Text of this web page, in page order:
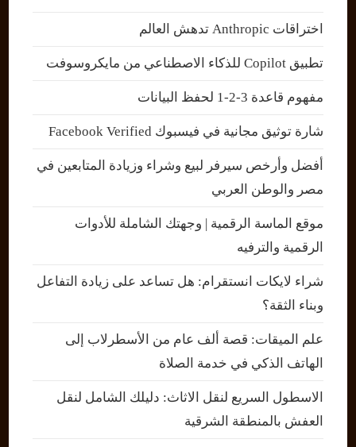
اختراقات Anthropic تدهش العالم
تطبيق Copilot للذكاء الاصطناعي من مايكروسوفت
مفهوم قاعدة 3-2-1 لحفظ البيانات
شارة توثيق مجانية في فيسبوك Facebook Verified
أفضل وأرخص سيرفر لبيع وشراء وزيادة المتابعين في
مصر والوطن العربي
موقع الماسة الرقمية | وجهتك الشاملة للأدوات
الرقمية والترفيه
شراء لايكات انستقرام: هل تساعد على زيادة التفاعل
وبناء الثقة؟
علم الميقات: قصة ألف عام من الأسطرلاب إلى
الهاتف الذكي في خدمة الصلاة
الاسطول السريع لنقل الاثاث: دليلك الشامل لنقل
العفش بالمنطقة الشرقية